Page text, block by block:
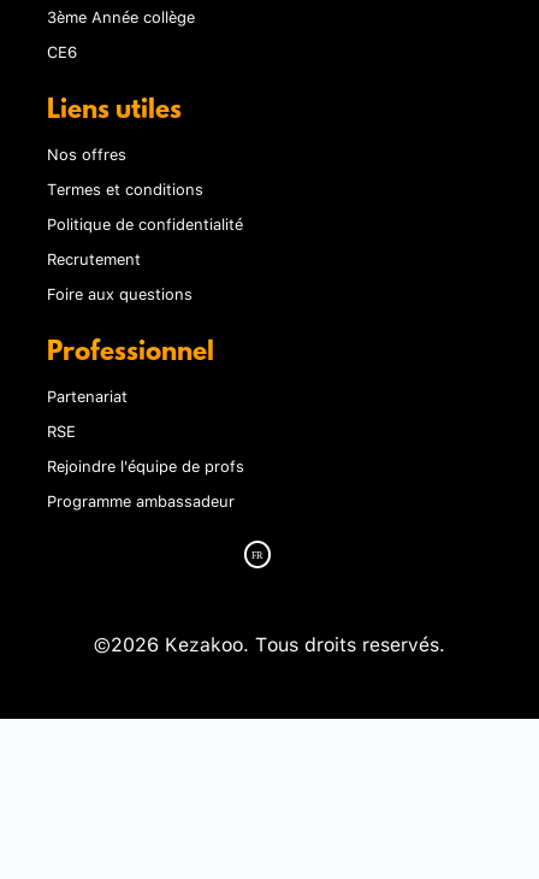
3ème Année collège
CE6
Liens utiles
Nos offres
Termes et conditions
Politique de confidentialité
Recrutement
Foire aux questions
Professionnel
Partenariat
RSE
Rejoindre l'équipe de profs
Programme ambassadeur
©2026 Kezakoo. Tous droits reservés.